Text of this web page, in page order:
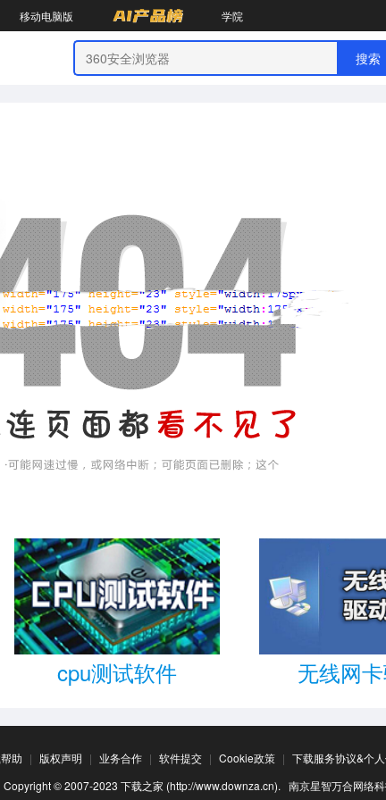
移动电脑版 学院
cpu测试软件 无线网
助 | 版权声明 | 业务合作 | 软件提交 | Cookie政策 | 下载服务协议&个
Copyright © 2007-2023 下载之家 (http://www.downza.cn). 南京星智万合网络